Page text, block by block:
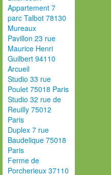
Appartement 7
parc Talbot 78130
Mureaux
Pavillon 23 rue
Maurice Henri
Guilbert 94110
Arcueil
Studio 33 rue
Poulet 75018 Paris
Studio 32 rue de
Reuilly 75012
Paris
Duplex 7 rue
Baudelique 75018
Paris
Ferme de
Porcherieux 37110